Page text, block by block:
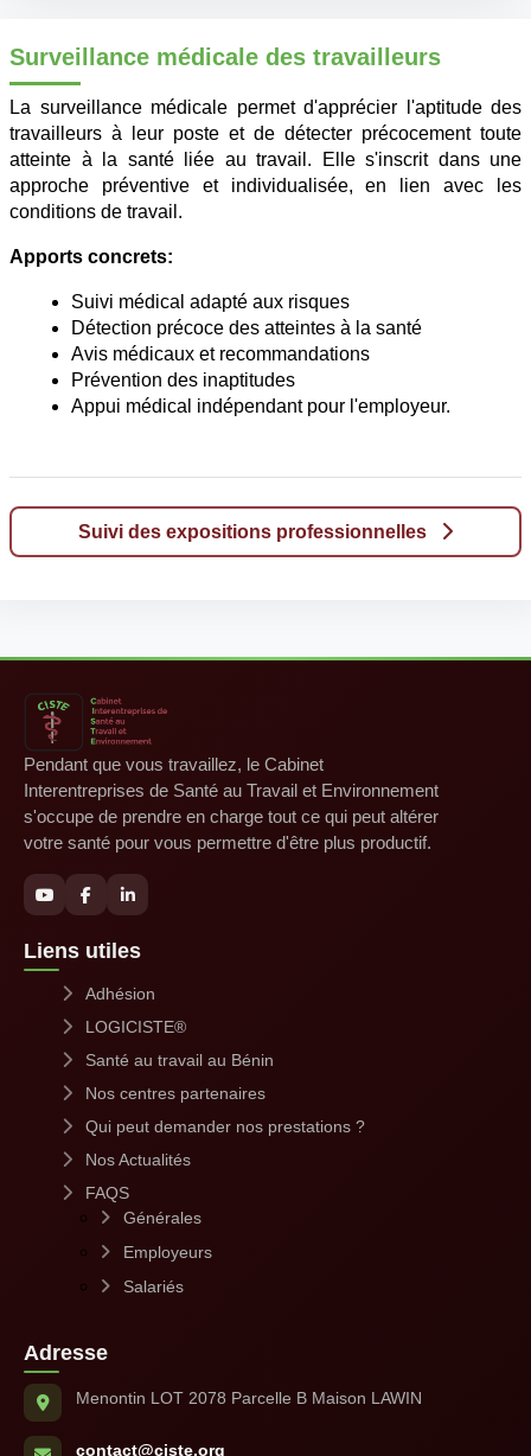
Surveillance médicale des travailleurs
La surveillance médicale permet d'apprécier l'aptitude des
travailleurs à leur poste et de détecter précocement toute
atteinte à la santé liée au travail. Elle s'inscrit dans une
approche préventive et individualisée, en lien avec les
conditions de travail.
Apports concrets:
Suivi médical adapté aux risques
Détection précoce des atteintes à la santé
Avis médicaux et recommandations
Prévention des inaptitudes
Appui médical indépendant pour l'employeur.
Suivi des expositions professionnelles
Pendant que vous travaillez, le Cabinet
Interentreprises de Santé au Travail et Environnement
s'occupe de prendre en charge tout ce qui peut altérer
votre santé pour vous permettre d'être plus productif.
Liens utiles
Adhésion
LOGICISTE®
Santé au travail au Bénin
Nos centres partenaires
Qui peut demander nos prestations ?
Nos Actualités
FAQS
Générales
Employeurs
Salariés
Adresse
Menontin LOT 2078 Parcelle B Maison LAWIN
contact@ciste.org